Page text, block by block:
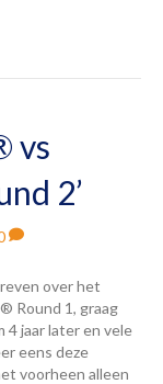
vs
2’
over het
Round 1, graag
4 jaar later en vele
eens deze
voorheen alleen